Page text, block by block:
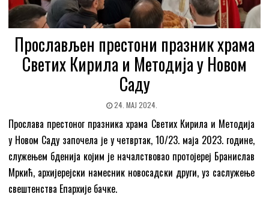
Прослављен престони празник храма
Светих Кирила и Методија у Новом
Саду
24. МАЈ 2024.
Прослава престоног празника храма Светих Кирила и Методија
у Новом Саду започела је у четвртак, 10/23. маја 2023. године,
служењем бденија којим је началствовао протојереј Бранислав
Мркић, архијерејски намесник новосадски други, уз саслужење
свештенства Епархије бачке.